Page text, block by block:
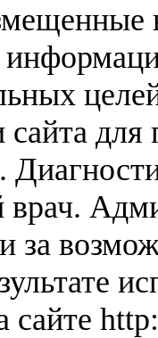
сайта
за
сайте